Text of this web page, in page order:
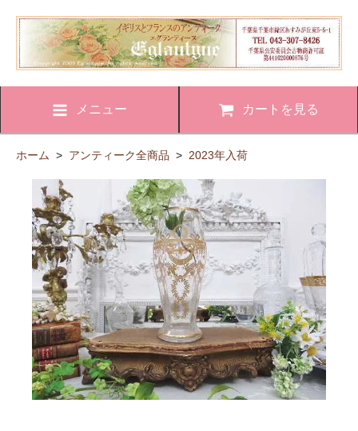
メニュー カートを見る
ホーム > アンティーク全商品 > 2023年入荷